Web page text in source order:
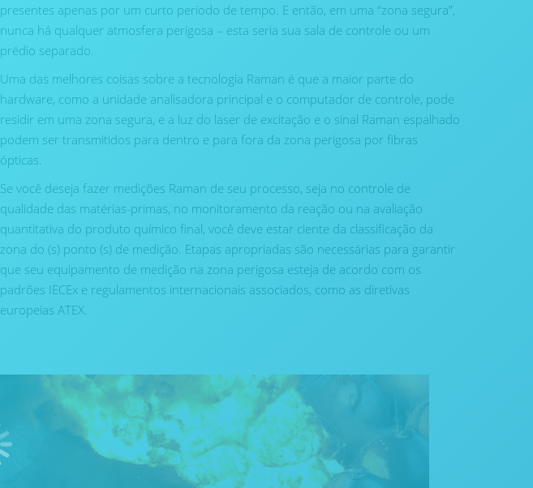
presentes apenas por um curto período de tempo. E então, em uma “zona segura”,
nunca há qualquer atmosfera perigosa – esta seria sua sala de controle ou um
prédio separado.
Uma das melhores coisas sobre a tecnologia Raman é que a maior parte do
hardware, como a unidade analisadora principal e o computador de controle, pode
residir em uma zona segura, e a luz do laser de excitação e o sinal Raman espalhado
podem ser transmitidos para dentro e para fora da zona perigosa por fibras
ópticas.
Se você deseja fazer medições Raman de seu processo, seja no controle de
qualidade das matérias-primas, no monitoramento da reação ou na avaliação
quantitativa do produto químico final, você deve estar ciente da classificação da
zona do (s) ponto (s) de medição. Etapas apropriadas são necessárias para garantir
que seu equipamento de medição na zona perigosa esteja de acordo com os
padrões IECEx e regulamentos internacionais associados, como as diretivas
europeias ATEX.